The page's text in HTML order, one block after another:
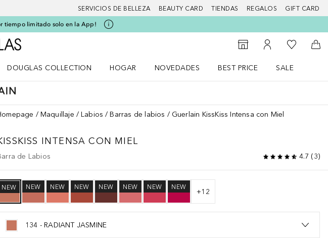
SERVICIOS DE BELLEZA BEAUTY CARD TIENDAS REGALOS GIFT CARD
tiempo limitado solo en la App!
A Douglas Home
Al Storefinder
Mi cuenta
Mi lista de
A
DOUGLAS COLLECTION
HOGAR
NOVEDADES
BEST PRICE
SALE
Maquillaje Labios Barras de labios Guerlain KissKiss Intensa con Miel
INTENSA CON MIEL
de Labios 4.7 (3)
NEW NEW NEW NEW NEW NEW NEW NEW
+12
134 - RADIANT JASMINE